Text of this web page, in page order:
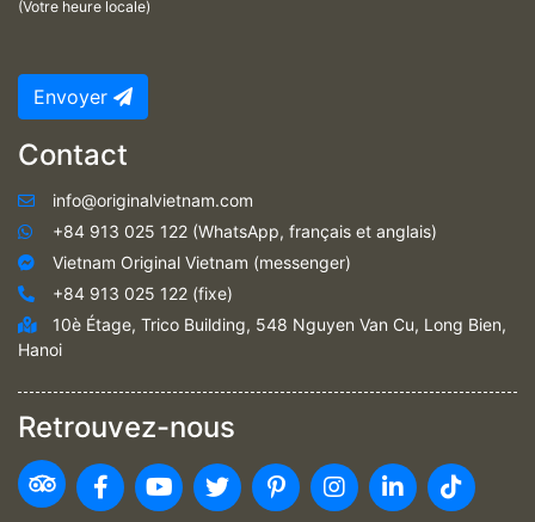
(Votre heure locale)
Envoyer
Contact
info@originalvietnam.com
+84 913 025 122 (WhatsApp, français et anglais)
Vietnam Original Vietnam (messenger)
+84 913 025 122 (fixe)
10è Étage, Trico Building, 548 Nguyen Van Cu, Long Bien,
Hanoi
Retrouvez-nous